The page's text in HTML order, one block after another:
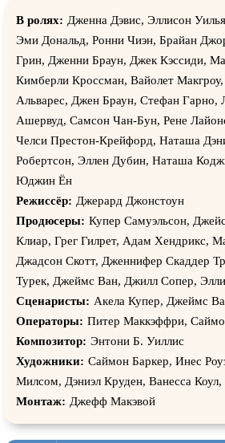
В ролях: Дженна Дэвис, Эллисон
Эми Дональд, Ронни Чиэн, Брайан
Грин, Дженни Браун, Джек Кэссиди,
Кимберли Кроссман, Вайолет
Альварес, Джен Браун, Стефан
Ашервуд, Самсон Чан-Бун, Рене
Челси Престон-Крейфорд, Наташа
Робертсон, Эллен Дубин, Наташа
Юджин Ён
Режиссёр: Джерард Джонстоун
Продюсеры: Купер Самуэльсон,
Клиар, Грег Гилрет, Адам Хендрикс,
Джадсон Скотт, Дженнифер Скаддер
Турек, Джеймс Ван, Джилл Сопер,
Сценаристы: Акела Купер, Джеймс
Операторы: Питер Маккэффри,
Композитор: Энтони Б. Уиллис
Художники: Саймон Баркер, Инес
Милсом, Дэниэл Круден, Ванесса
Монтаж: Джефф Макэвой